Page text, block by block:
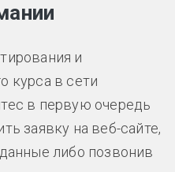
и
курса в сети
в первую очередь
заявку на веб-сайте,
либо позвонив